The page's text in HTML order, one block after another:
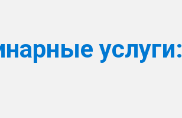
услуги: